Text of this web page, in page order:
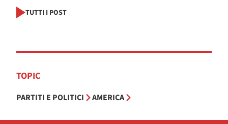
TUTTI I POST
TOPIC
PARTITI E POLITICI AMERICA